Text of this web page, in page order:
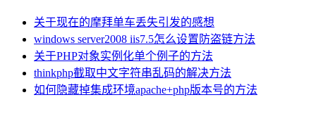
关于现在的摩拜单车丢失引发的感想
windows server2008 iis7.5怎么设置防盗链方法
关于PHP对象实例化单个例子的方法
thinkphp截取中文字符串乱码的解决方法
如何隐藏掉集成环境apache+php版本号的方法